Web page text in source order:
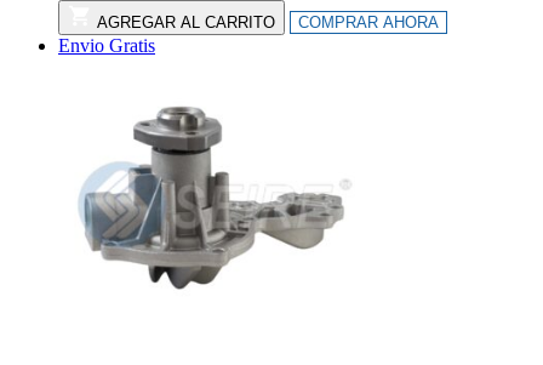
AGREGAR AL CARRITO COMPRAR AHORA
Envio Gratis